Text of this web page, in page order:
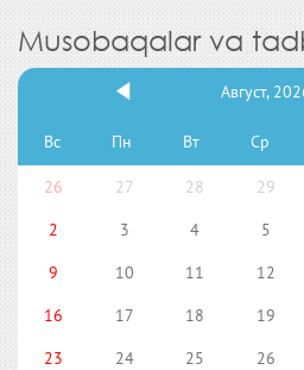
Musobaqalar va
Август,
Вс Пн Вт Ср
26 27 28 29
2
3 4 5
9
10 11 12
16
17 18 19
23
24 25 26